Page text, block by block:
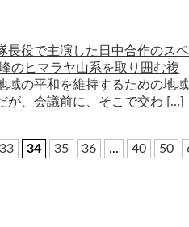
長役で主演した日中合作のスペ
のヒマラヤ山系を取り囲む複
域の平和を維持するための地域
が、会議前に、そこで交わ […]
33 34 35 36 ... 40 50